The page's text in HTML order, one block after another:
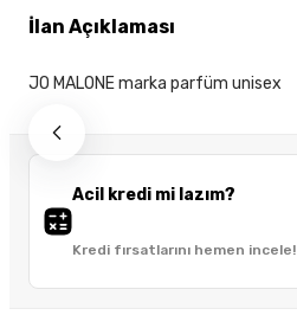
Acil kredi mi lazım?
Kredi fırsatlarını hemen incele!
İlan Açıklaması
JO MALONE marka parfüm unisex